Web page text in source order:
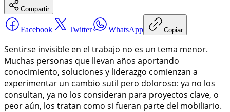
Compartir
Facebook Twitter WhatsApp Copiar
Sentirse invisible en el trabajo no es un tema menor.
Muchas personas que llevan años aportando
conocimiento, soluciones y liderazgo comienzan a
experimentar un cambio sutil pero doloroso: ya no los
consultan, ya no los consideran para proyectos clave, o
peor aún, los tratan como si fueran parte del mobiliario.